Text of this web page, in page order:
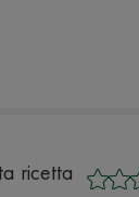
ricetta